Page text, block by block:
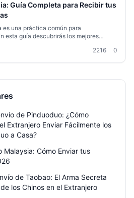
Guía Completa para Recibir tus
es una práctica común para
esta guía descubrirás los mejores
prohibidos y cómo Welisen te ayuda a
2216 0
de Pinduoduo: ¿Cómo
Extranjero Enviar Fácilmente los
a Casa?
Malaysia: Cómo Enviar tus
de Taobao: El Arma Secreta
los Chinos en el Extranjero